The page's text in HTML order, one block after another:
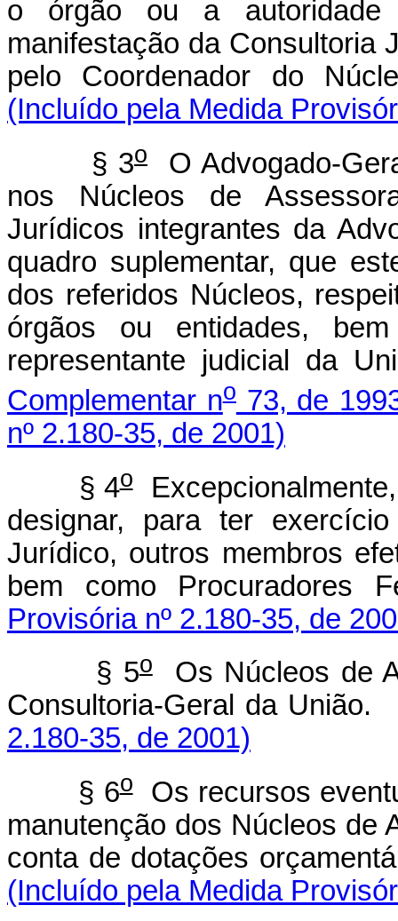
o órgão ou a autoridade
manifestação da Consultoria
pelo Coordenador do
(Incluído pela Medida
§ 3oO Advogado-
nos Núcleos de
Jurídicos integrantes da
quadro suplementar, que
dos referidos Núcleos,
órgãos ou entidades,
representante judicial da
Complementar no73, de
nº 2.180-35, de 2001)
§ 4oExcepcionalmente,
designar, para ter
Jurídico, outros membros
bem como Procuradores
Provisória nº 2.180-35, de
§ 5oOs Núcleos de
Consultoria-Geral da
2.180-35, de 2001)
§ 6oOs recursos
manutenção dos Núcleos de
conta de dotações
(Incluído pela Medida